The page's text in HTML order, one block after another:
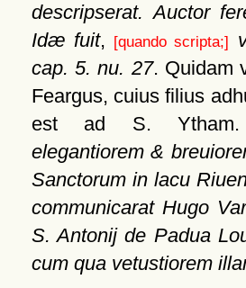
descripserat. Auctor
Idæ fuit, [quando scripta;]
cap. 5. nu. 27. Quidam
Feargus, cuius filius
est ad S.
elegantiorem &
Sanctorum in lacu
communicarat Hugo
S. Antonij de Padua
cum qua vetustiorem